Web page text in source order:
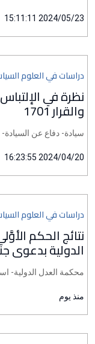
2024/05/23 15:11:11
دراسات في العلوم
نظرة في
والقرار 1701
سيادة- دفاع عن السيادة-
2024/04/20 16:23:55
دراسات في العلوم
نتائج الحكم
الدولية بدعوى
محكمة العدل الدولية-
منذ يوم